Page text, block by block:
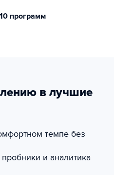
10 программ
в лучшие
темпе без
и аналитика